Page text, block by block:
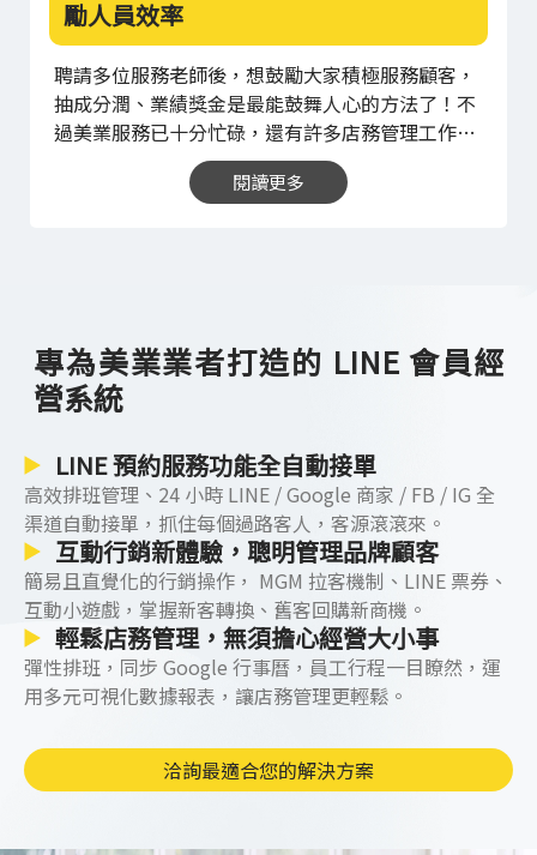
預計消費的服務項目，並選擇指定的服務老師、時
間，就能一鍵完成預約流程。
處，不只是能取代人工，讓店務管理更輕鬆，還能
避免顧客失約問題。當顧客透過 LINE OA 完成預約
後，系統能自動將預約訊息同步至顧客、老師的
Google 行事曆，讓顧客可隨時查看預約內容。服
務時間來臨前一天，系統還會發送推播通知，提醒
顧客記得來店消費，設法降低 No-show 問題，可
勵人員效率
聘請多位服務老師後，想鼓勵大家積極服務顧客，
抽成分潤、業績獎金是最能鼓舞人心的方法了！不
過美業服務已十分忙碌，還有許多店務管理工作，
各種複雜的獎金計算會不會加重經營者的負擔？
在已有許多美業店家使用數位化的店務管理系統，
能避免人工計算錯誤。 許多忙碌的美業經營者，在
導入數位化的店務管理系統後，不只輕鬆解決了麻
煩的店面行政問題，人員的工作效率也大幅提升。
原因就在於，數位化系統能即時產生報表，美業經
營者可隨時查看當前的營運狀況，一旦發現需要改
善的問題，經營者可隨時根據報表內容進行溝通，
業績獎金和抽潤顯示也能激勵人員加強服務。
升店面經營成效，除了要有好的服務項目、好的服
務人員，還要有聰明的經營工具，使用美業專用的
店務管理系統，能讓經營成效事半功倍！
閱讀更多
專為美業業者打造的 LINE 會員經
營系統
LINE 預約服務功能全自動接單
高效排班管理、24 小時 LINE / Google 商家 / FB / IG 全
渠道自動接單，抓住每個過路客人，客源滾滾來。
互動行銷新體驗，聰明管理品牌顧客
簡易且直覺化的行銷操作， MGM 拉客機制、LINE 票券、
互動小遊戲，掌握新客轉換、舊客回購新商機。
輕鬆店務管理，無須擔心經營大小事
彈性排班，同步 Google 行事曆，員工行程一目瞭然，運
用多元可視化數據報表，讓店務管理更輕鬆。
洽詢最適合您的解決方案